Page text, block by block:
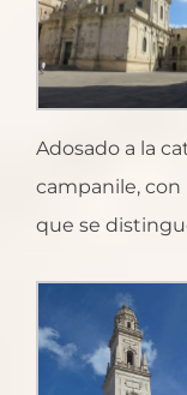
Adosado a la
campanile, con
que se